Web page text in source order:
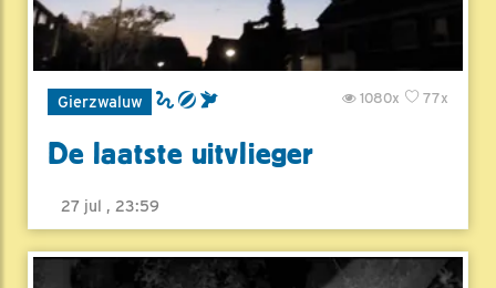
Gierzwaluw 77x
1080x
De laatste uitvlieger
27 jul , 23:59